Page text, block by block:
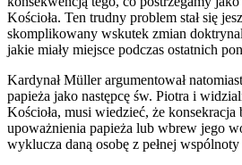
Kościoła. Ten trudny problem stał się
skomplikowany wskutek zmian
jakie miały miejsce podczas ostatnich
Kardynał Müller argumentował
papieża jako następcę św. Piotra i
Kościoła, musi wiedzieć, że konsekracja
upoważnienia papieża lub wbrew jego
wyklucza daną osobę z pełnej